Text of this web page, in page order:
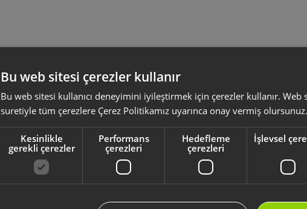
+1 Yıl Ek Garanti
30 gün içinde almış
Evden Eve Servis
Servise gidecek vaktiniz
Bu web sitesi çerezler kullanır
Bu web sitesi kullanıcı deneyimini iyileştirmek için çerezler kullanır.
suretiyle tüm çerezlere Çerez Politikamız uyarınca onay vermiş olursunuz.
Kesinlikle
gerekli çerezler
Performans
çerezleri
Hedefleme
çerezleri
İşlevsel